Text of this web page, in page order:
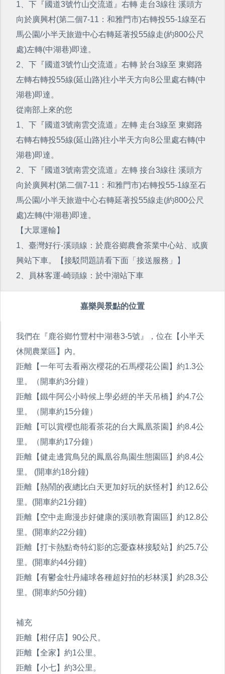
1、下『國道3號竹山交流道』右轉 走台3線往 溪頭方
向於廣興村(第二個7-11：和雅門市)右轉投55-1線至石
馬公園/小半天旅遊中心右轉延著投55線走(約800公尺
處)左轉(中湖巷)即達。
2、下『國道3號竹山交流道』右轉 於台3線至 東鄉路
左轉右轉投55線(延山路)往小半天方向8公里處右轉(中
湖巷)即達。
從南部上來的您
1、下『國道3號南雲交流道』左轉 走台3線至 東鄉路
右轉右轉投55線(延山路)往小半天方向8公里處右轉(中
湖巷)即達。
2、下『國道3號南雲交流道』左轉 接台3線往 溪頭方
向於廣興村(第二個7-11：和雅門市)右轉投55-1線至石
馬公園/小半天旅遊中心右轉延著投55線走(約800公尺
處)左轉(中湖巷)即達。
【大眾運輸】
1、臺灣好行-溪頭線：於鹿谷鄉農會茶業中心站、或廣
興站下車。【接駁問題請看下面「接送服務」】
2、員林客運-崎頭線：於中湖站下車
嘉樂與景點的位置
我們在『鹿谷鄉竹豐村中湖巷3-5號』，位在【小半天
休閒農業區】內。
距離【一年可去看兩次櫻花的石馬櫻花公園】約1.3公
里。（開車約3分鐘）
距離【鐵牛阿公小時候上學必經的半天吊橋】約4.7公
里。（開車約15分鐘）
距離【可以賞櫻也能看茶花的台大鳳凰茶園】約8.4公
里。（開車約17分鐘）
距離【健走邊賞鳥兒的鳳凰谷鳥園生態園區】約8.4公
里。 (開車約18分鐘)
距離【熱鬧的夜總比白天更加好玩的妖怪村】約12.6公
里。(開車約21分鐘)
距離【空中走廊漫步好健康的溪頭教育園區】約12.8公
里。(開車約22分鐘)
距離【打卡熱點奇特幻影的忘憂森林接駁站】約25.7公
里。(開車約44分鐘)
距離【有鬱金牡丹繡球各種超好拍的杉林溪】約28.3公
里。(開車約50分鐘)
補充
距離【柑仔店】90公尺。
距離【全家】約1公里。
距離【小七】約3公里。